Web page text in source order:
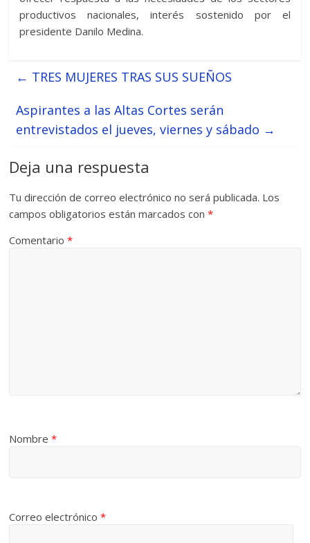
productivos nacionales, interés sostenido por el
presidente Danilo Medina.
← TRES MUJERES TRAS SUS SUEÑOS
Aspirantes a las Altas Cortes serán
entrevistados el jueves, viernes y sábado →
Deja una respuesta
Tu dirección de correo electrónico no será publicada. Los
campos obligatorios están marcados con*
Comentario*
Nombre*
Correo electrónico*